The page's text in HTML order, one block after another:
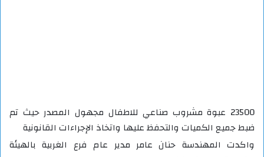
23500 عبوة مشروب صناعي للاطفال مجهول المصدر حيث تم
ضبط جميع الكميات والتحفظ عليها واتخاذ الإجراءات القانونية
واكدت المهندسة حنان عامر مدير عام فرع الغربية بالهيئة